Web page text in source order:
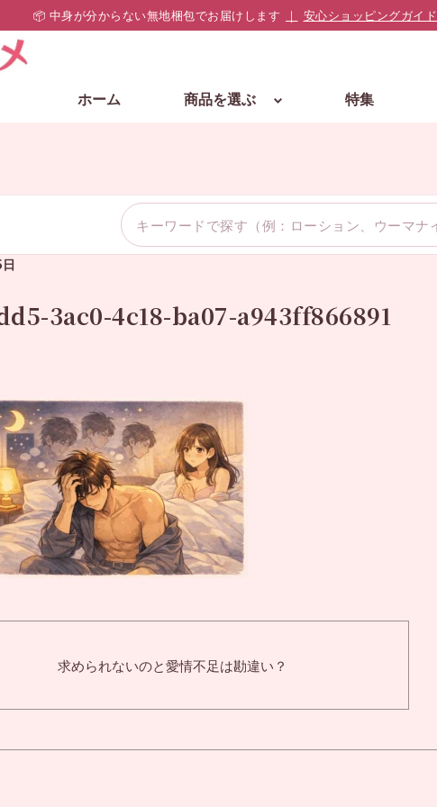
ホーム 商品を選ぶ 特集
3ac0-4c18-ba07-a943ff866891
求められないのと愛情不足は勘違い？
📦 中身が分からない無地梱包でお届けします 安心ショッピングガイド